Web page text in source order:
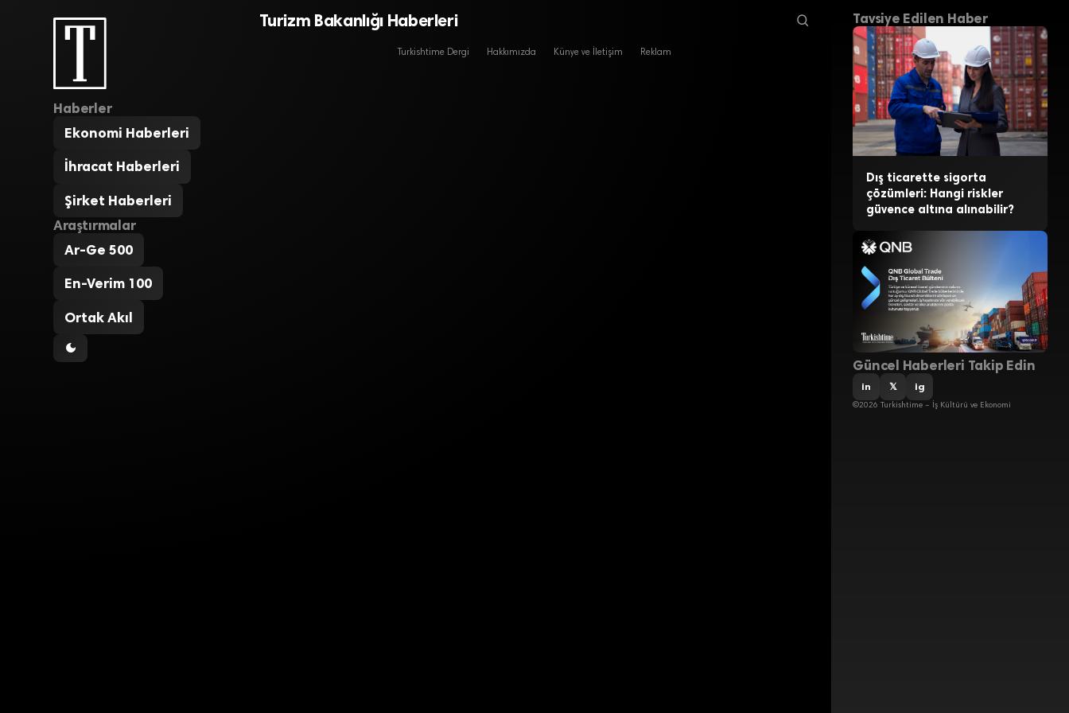
Haberler
Ekonomi Haberleri
İhracat Haberleri
Şirket Haberleri
Araştırmalar
Ar-Ge 500
En-Verim 100
Ortak Akıl
Turizm Bakanlığı Haberleri
Turkishtime Dergi Hakkımızda Künye ve İletişim Reklam
Tavsiye Edilen Haber
Dış ticarette sigorta
çözümleri: Hangi riskler
güvence altına alınabilir?
Güncel Haberleri Takip Edin
in 𝕏 ig
©2026 Turkishtime – İş Kültürü ve Ekonomi